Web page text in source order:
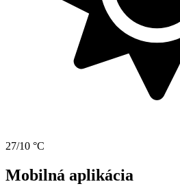
27/10 °C
Mobilná aplikácia